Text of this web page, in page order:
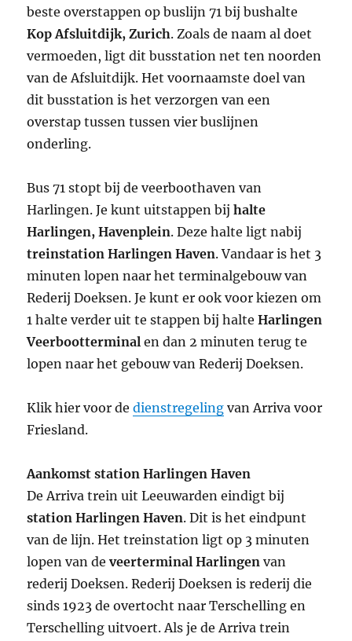
beste overstappen op buslijn 71 bij bushalte
Kop Afsluitdijk, Zurich. Zoals de naam al doet
vermoeden, ligt dit busstation net ten noorden
van de Afsluitdijk. Het voornaamste doel van
dit busstation is het verzorgen van een
overstap tussen tussen vier buslijnen
onderling.
Bus 71 stopt bij de veerboothaven van
Harlingen. Je kunt uitstappen bijhalte
Harlingen, Havenplein. Deze halte ligt nabij
treinstation Harlingen Haven. Vandaar is het 3
minuten lopen naar het terminalgebouw van
Rederij Doeksen. Je kunt er ook voor kiezen om
1 halte verder uit te stappen bij halteHarlingen
Veerbootterminal en dan 2 minuten terug te
lopen naar het gebouw van Rederij Doeksen.
Klik hier voor dedienstregeling van Arriva voor
Friesland.
Aankomst station Harlingen Haven
De Arriva trein uit Leeuwarden eindigt bij
station Harlingen Haven. Dit is het eindpunt
van de lijn. Het treinstation ligt op 3 minuten
lopen van deveerterminal Harlingen van
rederij Doeksen. Rederij Doeksen is rederij die
sinds 1923 de overtocht naar Terschelling en
Terschelling uitvoert. Als je de Arriva trein